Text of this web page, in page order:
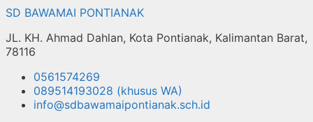
SD BAWAMAI PONTIANAK
JL. KH. Ahmad Dahlan, Kota Pontianak, Kalimantan Barat,
78116
0561574269
089514193028 (khusus WA)
info@sdbawamaipontianak.sch.id